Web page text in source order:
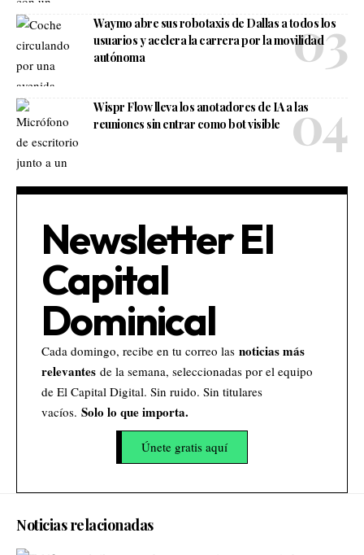
Waymo abre sus robotaxis de Dallas a todos los
usuarios y acelera la carrera por la movilidad
autónoma
Wispr Flow lleva los anotadores de IA a las
reuniones sin entrar como bot visible
Newsletter El
Capital
Dominical
Cada domingo, recibe en tu correo las noticias más
relevantes de la semana, seleccionadas por el equipo
de El Capital Digital. Sin ruido. Sin titulares
vacíos. Solo lo que importa.
Únete gratis aquí
Noticias relacionadas